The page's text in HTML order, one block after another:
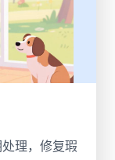
理，修复瑕